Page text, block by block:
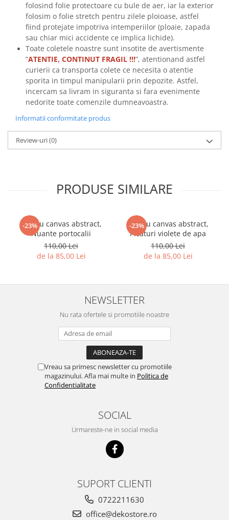
folosind folie protectoare cu bule de aer, iar la exterior
folosim o folie stretch pentru zilele ploioase, astfel
fiind protejate impotriva intemperiilor (ploaie, zapada
sau chiar mici accidente ce implica lichide).
Toate coletele noastre sunt insotite de avertismente
”ATENTIE, CONTINUT FRAGIL !!!”, atentionand astfel
curierii ca transporta colete ce necesita o atentie
sporita in timpul manipularii prin depozite. Astfel,
incercam sa livram in siguranta si fara evenimente
nedorite toate comenzile dumneavoastra.
Informatii conformitate produs
Review-uri(0)
PRODUSE SIMILARE
-23%
Tablou canvas abstract,
Nuante portocalii
110,00 Lei
de la 85,00 Lei
-23%
Tablou canvas abstract,
Picaturi violete de apa
110,00 Lei
de la 85,00 Lei
NEWSLETTER
Nu rata ofertele si promotiile noastre
Vreau sa primesc newsletter cu promotiile
magazinului. Afla mai multe in Politica de
Confidentialitate
SOCIAL
Urmareste-ne in social media
SUPORT CLIENTI
0722211630
office@dekostore.ro